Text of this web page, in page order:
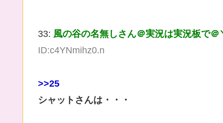
33: 風の谷の名無しさん＠実況は実況板で
ID:c4YNmihz0.n
>>25
シャットさんは・・・